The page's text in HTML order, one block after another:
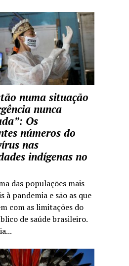
numa situação
nunca
Os
números do
nas
indígenas no
das populações mais
à pandemia e são as que
com as limitações do
de saúde brasileiro.